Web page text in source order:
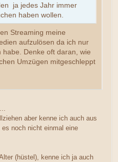
ja jedes Jahr immer
haben wollen.
Streaming meine
aufzulösen da ich nur
Denke oft daran, wie
Umzügen mitgeschleppt
aber kenne ich auch aus
noch nicht einmal eine
(hüstel), kenne ich ja auch